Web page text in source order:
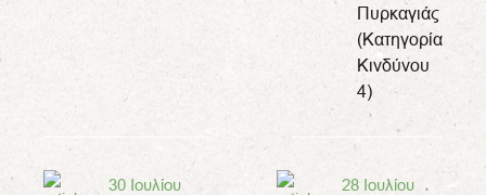
Πυρκαγιάς
(Κατηγορία
Κινδύνου
4)
30 Ιουλίου
28 Ιουλίου